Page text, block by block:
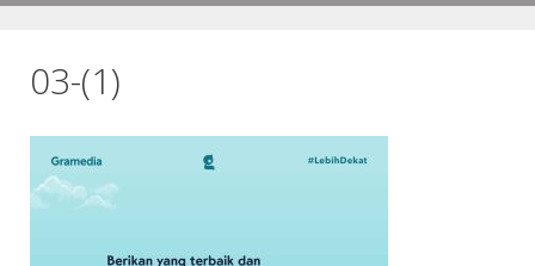
03-(1)